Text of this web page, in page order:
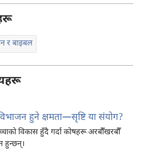
र बाइबल
हुने क्षमता​—सृष्टि या संयोग?
विकास हुँदै गर्दा कोषहरू अरबौँखरबौँ
हुन्छन्‌।